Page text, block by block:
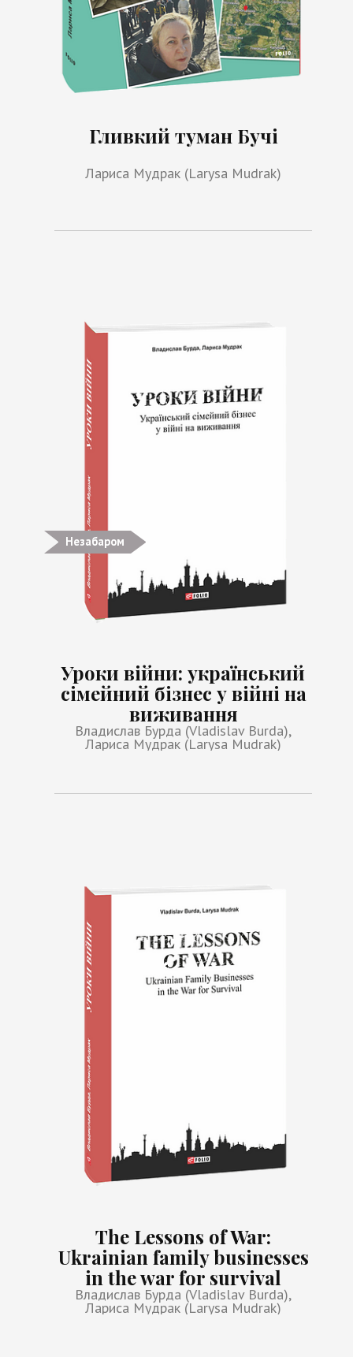
Гливкий туман Бучі
Лариса Мудрак (Larysa Mudrak)
Незабаром
Уроки війни: український
сімейний бізнес у війні на
виживання
Владислав Бурда (Vladislav Burda),
Лариса Мудрак (Larysa Mudrak)
The Lessons of War:
Ukrainian family businesses
in the war for survival
Владислав Бурда (Vladislav Burda),
Лариса Мудрак (Larysa Mudrak)